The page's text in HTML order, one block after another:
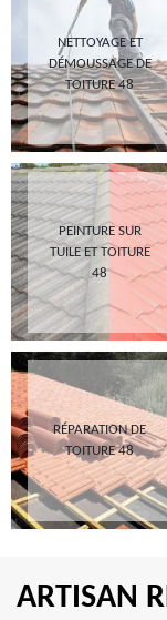
NETTOYAGE ET
DÉMOUSSAGE DE
TOITURE 48
PEINTURE SUR
TUILE ET TOITURE
48
RÉPARATION DE
TOITURE 48
ARTISAN